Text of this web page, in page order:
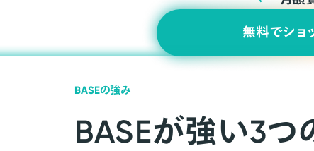
無料でショ
BASEの強み
BASEが強い3つ